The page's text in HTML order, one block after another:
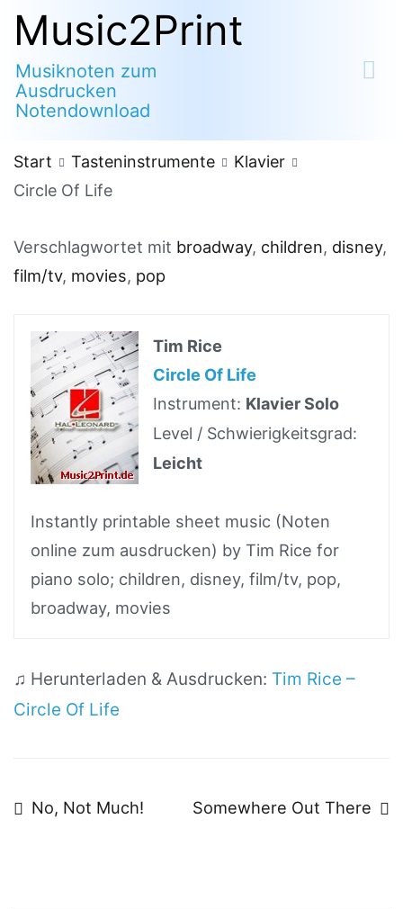
Zum
Inhalt
springen
Music2Print
Musiknoten zum
Ausdrucken
Notendownload
Start Tasteninstrumente
Klavier
Circle Of Life
Verschlagwortet mit broadway, children, disney,
film/tv, movies, pop
Tim Rice
Circle Of Life
Instrument: Klavier Solo
Level / Schwierigkeitsgrad:
Leicht
Instantly printable sheet music (Noten
online zum ausdrucken) by Tim Rice for
piano solo; children, disney, film/tv, pop,
broadway, movies
♫ Herunterladen & Ausdrucken: Tim Rice –
Circle Of Life
Beitragsnavigation
No, Not Much! Somewhere Out There